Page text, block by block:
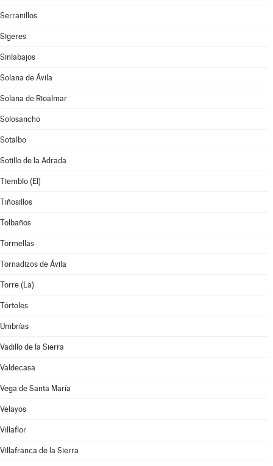
Serranillos
Sigeres
Sinlabajos
Solana de Ávila
Solana de Rioalmar
Solosancho
Sotalbo
Sotillo de la Adrada
Tiemblo (El)
Tiñosillos
Tolbaños
Tormellas
Tornadizos de Ávila
Torre (La)
Tórtoles
Umbrías
Vadillo de la Sierra
Valdecasa
Vega de Santa María
Velayos
Villaflor
Villafranca de la Sierra